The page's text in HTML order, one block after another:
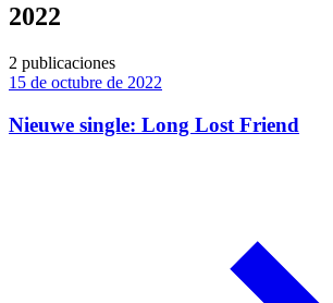
2022
2 publicaciones
15 de octubre de 2022
Nieuwe single: Long Lost Friend